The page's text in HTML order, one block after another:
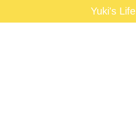
Yuki's LifeYuki's Life